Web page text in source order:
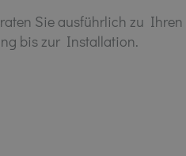
Sie ausführlich zu Ihren
bis zur Installation.